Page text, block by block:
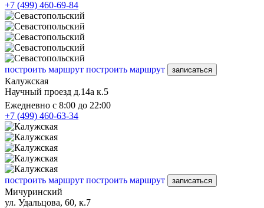
+7 (499) 460-69-84
построить маршрут построить маршрут записаться
Калужская
Научный проезд д.14а к.5
Ежедневно с 8:00 до 22:00
+7 (499) 460-63-34
построить маршрут построить маршрут записаться
Мичуринский
ул. Удальцова, 60, к.7